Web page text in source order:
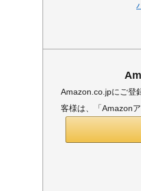
Amazon.co.jpにご登
客様は、「Amazon